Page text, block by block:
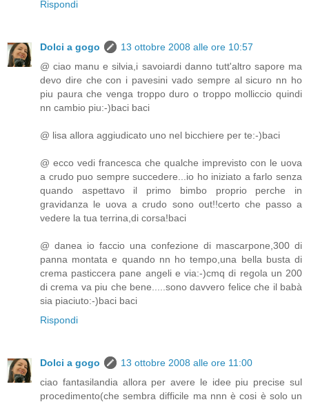
Rispondi
Dolci a gogo
13 ottobre 2008 alle ore 10:57
@ ciao manu e silvia,i savoiardi danno tutt'altro sapore ma
devo dire che con i pavesini vado sempre al sicuro nn ho
piu paura che venga troppo duro o troppo molliccio quindi
nn cambio piu:-)baci baci
@ lisa allora aggiudicato uno nel bicchiere per te:-)baci
@ ecco vedi francesca che qualche imprevisto con le uova
a crudo puo sempre succedere...io ho iniziato a farlo senza
quando aspettavo il primo bimbo proprio perche in
gravidanza le uova a crudo sono out!!certo che passo a
vedere la tua terrina,di corsa!baci
@ danea io faccio una confezione di mascarpone,300 di
panna montata e quando nn ho tempo,una bella busta di
crema pasticcera pane angeli e via:-)cmq di regola un 200
di crema va piu che bene.....sono davvero felice che il babà
sia piaciuto:-)baci baci
Rispondi
Dolci a gogo
13 ottobre 2008 alle ore 11:00
ciao fantasilandia allora per avere le idee piu precise sul
procedimento(che sembra difficile ma nnn è cosi è solo un